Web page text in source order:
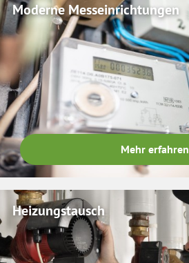
Moderne Messeinrichtungen
Mehr erfahren
Heizungstausch